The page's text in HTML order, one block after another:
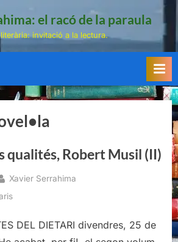
el racó de la paraula
invitació a la lectura.
qualités, Robert Musil (II)
By
Xavier Serrahima
a
sans
qualités,
DEL DIETARI divendres, 25 de